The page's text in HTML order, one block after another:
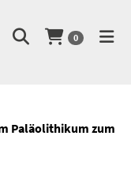
0
Paläolithikum zum